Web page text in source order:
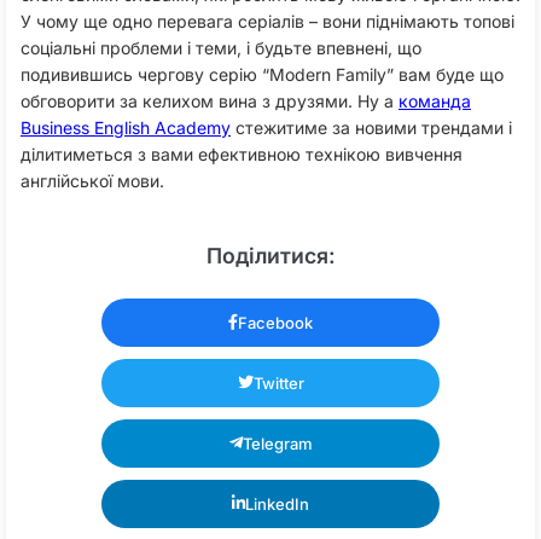
У чому ще одно перевага серіалів – вони піднімають топові
соціальні проблеми і теми, і будьте впевнені, що
подивившись чергову серію “Modern Family” вам буде що
обговорити за келихом вина з друзями. Ну а команда
Business English Academy стежитиме за новими трендами і
ділитиметься з вами ефективною технікою вивчення
англійської мови.
Поділитися:
Facebook
Twitter
Telegram
LinkedIn